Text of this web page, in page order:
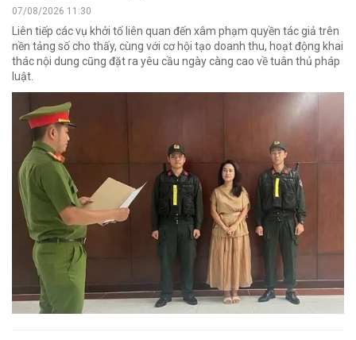
07/08/2026 11:30
Liên tiếp các vụ khởi tố liên quan đến xâm phạm quyền tác giả trên
nền tảng số cho thấy, cùng với cơ hội tạo doanh thu, hoạt động khai
thác nội dung cũng đặt ra yêu cầu ngày càng cao về tuân thủ pháp
luật.